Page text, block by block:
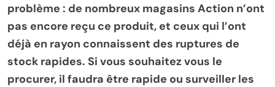
problème : de nombreux magasins Action n’ont
pas encore reçu ce produit, et ceux qui l’ont
déjà en rayon connaissent des ruptures de
stock rapides. Si vous souhaitez vous le
procurer, il faudra être rapide ou surveiller les